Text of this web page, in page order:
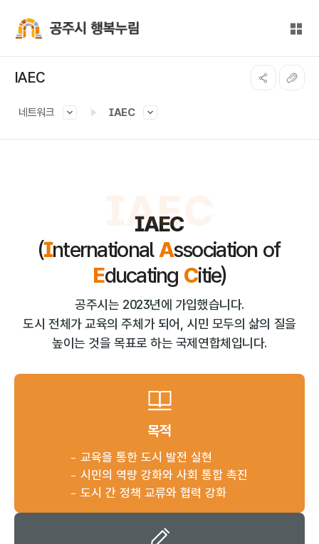
전체
IAEC
네트워크 IAEC
IAEC
IAEC
(InternationalAssociation of
Educating Citie)
공주시는 2023년에 가입했습니다.
도시 전체가 교육의 주체가 되어, 시민 모두의 삶의 질을
높이는 것을 목표로 하는 국제연합체입니다.
목적
교육을 통한 도시 발전 실현
시민의 역량 강화와 사회 통합 촉진
도시 간 정책 교류와 협력 강화